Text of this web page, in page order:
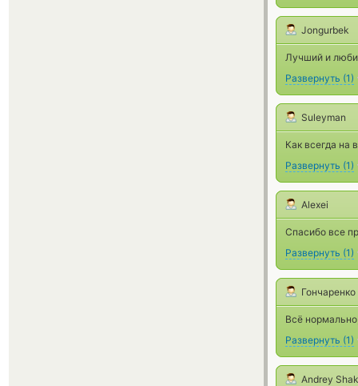
Jongurbek
Лучший и
Развернуть (1)
Suleyman
Как всегда на
Развернуть (1)
Alexei
Спасибо все
Развернуть (1)
Всё
Развернуть (1)
Andrey